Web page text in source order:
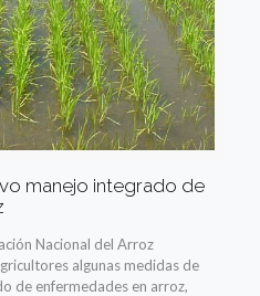
manejo integrado de
Nacional del Arroz
algunas medidas de
de enfermedades en arroz,